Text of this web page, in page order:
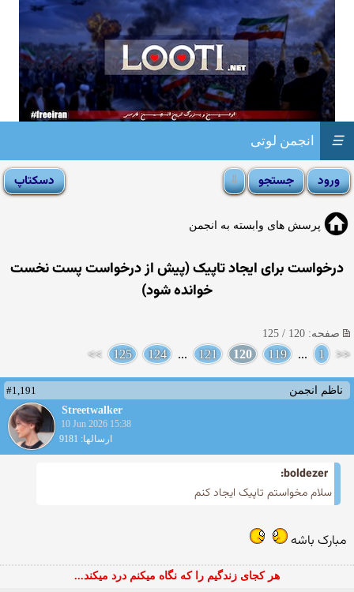
انجمن لوتی ☰
پرسش های وابسته به انجمن
درخواست برای ایجاد تاپیک (پیش از درخواست پست نخست
خوانده شود)
صفحه: 120 / 125
<<
1
...
119
120
121
...
124
125
>>
ناظم انجمن
#1,191
Streetwalker
10 Jun 2026 15:38
ارسالها: 9181
boldezer:
سلام مخواستم تاپیک ایجاد کنم
مبارک باشه
هر کجای زندگیم را که نگاه میکنم درد میکند...